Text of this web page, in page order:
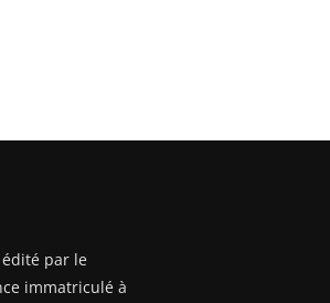
édité par le
immatriculé à